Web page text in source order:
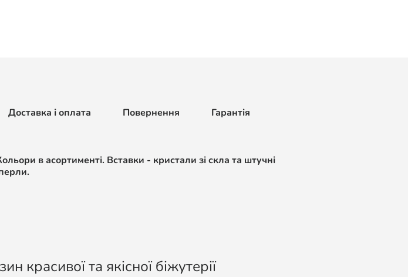
Доставка і оплата Повернення Гарантія
в асортименті. Вставки - кристали зі скла та штучні
красивої та якісної біжутерії